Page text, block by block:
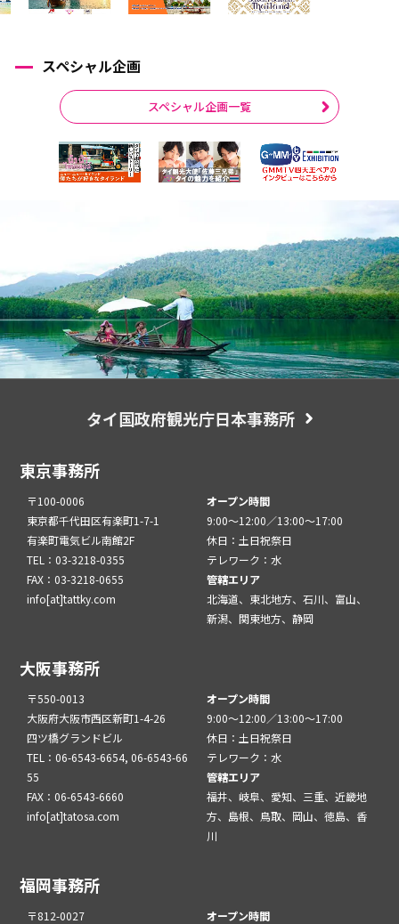
スペシャル企画
スペシャル企画一覧
タイ国政府観光庁日本事務所
東京事務所
〒100-0006
東京都千代田区有楽町1-7-1
有楽町電気ビル南館2F
TEL：03-3218-0355
FAX：03-3218-0655
info[at]tattky.com
オープン時間
9:00～12:00／13:00～17:00
休日：土日祝祭日
テレワーク：水
管轄エリア
北海道、東北地方、石川、富山、
新潟、関東地方、静岡
大阪事務所
〒550-0013
大阪府大阪市西区新町1-4-26
四ツ橋グランドビル
TEL：06-6543-6654, 06-6543-66
55
FAX：06-6543-6660
info[at]tatosa.com
オープン時間
9:00～12:00／13:00～17:00
休日：土日祝祭日
テレワーク：水
管轄エリア
福井、岐阜、愛知、三重、近畿地
方、島根、鳥取、岡山、徳島、香
川
福岡事務所
〒812-0027 オープン時間